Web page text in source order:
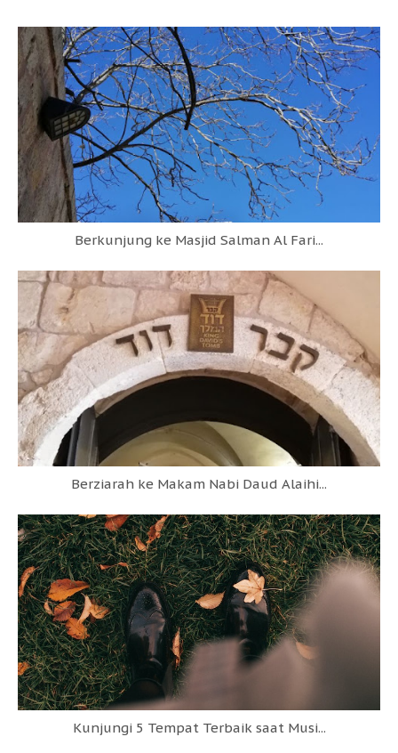
Berkunjung ke Masjid Salman Al Fari...
Berziarah ke Makam Nabi Daud Alaihi...
Kunjungi 5 Tempat Terbaik saat Musi...